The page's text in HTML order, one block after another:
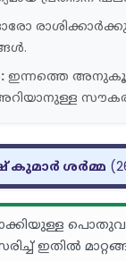
ഇന്നത്തെ
കുമാർ ശർമ്മ
ഇതിൽ